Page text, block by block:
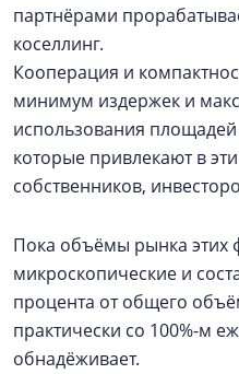
партнёрами
коселлинг.
Кооперация и
минимум издержек и
использования
которые привлекают в
собственников,
Пока объёмы рынка этих
микроскопические и
процента от общего
практически со 100%-м
обнадёживает.